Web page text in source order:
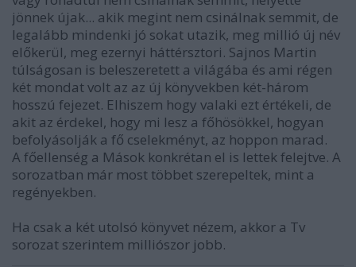
jönnek újak... akik megint nem csinálnak semmit, de
legalább mindenki jó sokat utazik, meg millió új név
előkerül, meg ezernyi háttérsztori. Sajnos Martin
túlságosan is beleszeretett a világába és ami régen
két mondat volt az az új könyvekben két-három
hosszú fejezet. Elhiszem hogy valaki ezt értékeli, de
akit az érdekel, hogy mi lesz a főhösökkel, hogyan
befolyásolják a fő cselekményt, az hoppon marad.
A főellenség a Mások konkrétan el is lettek felejtve. A
sorozatban már most többet szerepeltek, mint a
regényekben.
Ha csak a két utolsó könyvet nézem, akkor a Tv
sorozat szerintem milliószor jobb.